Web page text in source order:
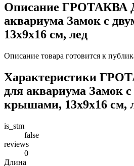
Описание ГРОТАКВА
аквариума Замок с
13х9х16 см, лед
Описание товара готовится к
Характеристики
для аквариума Замок
крышами, 13х9х16 см,
is_stm
false
reviews
0
Длина